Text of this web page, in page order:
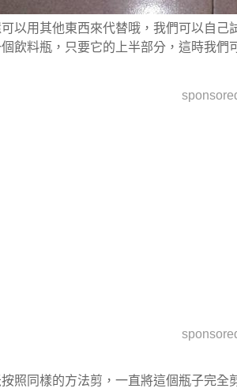
以用其他東西來代替哦，我們可以自己
飲料瓶，只要它的上半部分，這時我
照同樣的方法剪，一直將這個瓶子完